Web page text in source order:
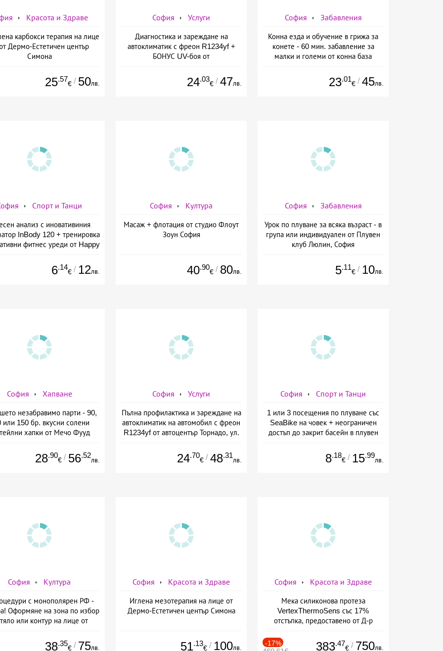
Красота и Здраве
карбокси терапия на лице
Дермо-Естетичен център
Симона
25.57
€ / 50лв.
София Услуги
Диагностика и зареждане на
автоклиматик с фреон R1234yf +
БОНУС UV-боя от
AutoClimaMASTER в Люлин
24.03
€ / 47лв.
София Забавления
Конна езда и обучение в грижа за
конете - 60 мин. забавление за
малки и големи от конна база
23.01
€ / 45лв.
Спорт и Танци
анализ с иновативиния
InBody 120 + тренировка
фитнес уреди от Happy
6.14
€ / 12лв.
София Култура
Масаж + флотация от студио Флоут
Зоун София
40.90
€ / 80лв.
София Забавления
Урок по плуване за всяка възраст - в
група или индивидуален от Плувен
клуб Люлин, София
5.11
€ / 10лв.
София Хапване
незабравимо парти - 90,
или 150 бр. вкусни солени
хапки от Мечо Фууд
28.90
€ / 56.52
лв.
София Услуги
Пълна профилактика и зареждане на
автоклиматик на автомобил с фреон
R1234yf от автоцентър Торнадо, ул.
24.70
€ / 48.31
лв.
София Спорт и Танци
1 или 3 посещения по плуване със
SeaBike на човек + неограничен
достъп до закрит басейн в плувен
8.18
€ / 15.99
лв.
София Култура
с монополярен РФ -
Оформяне на зона по избор
или контур на лице от
38.35
€ / 75лв.
София Красота и Здраве
Иглена мезотерапия на лице от
Дермо-Естетичен център Симона
51.13
€ / 100лв.
София Красота и Здраве
Мека силиконова протеза
VertexThermoSens със 17%
отстъпка, предоставено от Д-р
-17% 383.47
€ / 750лв.